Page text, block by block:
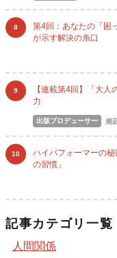
8
第4回：あなたの「困
が示す解決の糸口
9
【連載第4回】「大
力
出版プロデューサー 潮
10
ハイパフォーマーの
の習慣」
記事カテゴリ一覧
人間関係